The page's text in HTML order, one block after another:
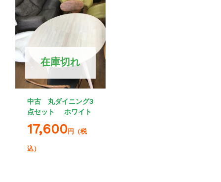
在庫切れ
中古 丸ダイニング3
点セット ホワイト
17,600円（税
込）